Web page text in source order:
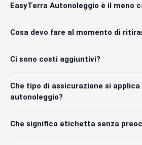
EasyTerra Autonoleggio è il meno
Cosa devo fare al momento di
Ci sono costi aggiuntivi?
Che tipo di assicurazione si applica
autonoleggio?
Che significa etichetta senza